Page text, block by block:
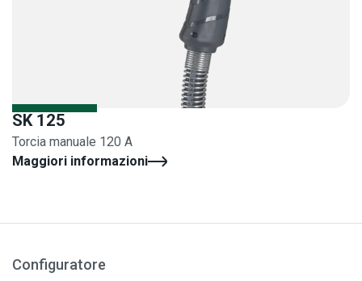
SK 125
Torcia manuale 120 A
Maggiori informazioni
Configuratore